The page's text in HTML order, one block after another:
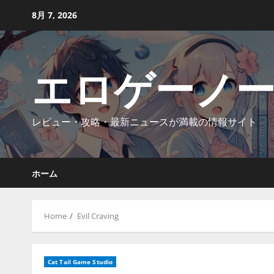
content
8月 7, 2026
エロゲーノ
レビュー・攻略・最新ニュースが満載の情報サイト
ホーム
Home Evil Craving
Cat Tail Game Studio